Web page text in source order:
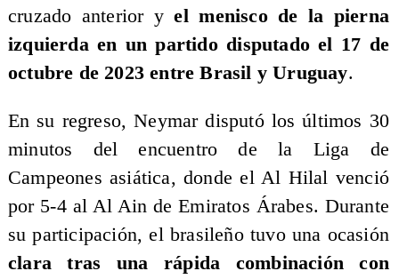
cruzado anterior yel menisco de la pierna
izquierda en un partido disputado el 17 de
octubre de 2023 entre Brasil y Uruguay.
En su regreso, Neymar disputó los últimos 30
minutos del encuentro de la Liga de
Campeones asiática, donde el Al Hilal venció
por 5-4 al Al Ain de Emiratos Árabes. Durante
su participación, el brasileño tuvo una ocasión
clara tras una rápida combinación con